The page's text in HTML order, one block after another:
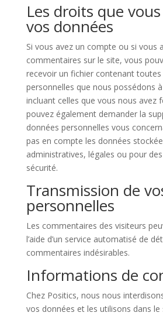
Les droits que
vos données
Si vous avez un compte ou si vous
commentaires sur le site, vous
recevoir un fichier contenant toutes
personnelles que nous possédons
incluant celles que vous nous avez
pouvez également demander la
données personnelles vous
pas en compte les données
administratives, légales ou pour
sécurité.
Transmission de
personnelles
Les commentaires des visiteurs
l’aide d’un service automatisé de
commentaires indésirables.
Informations de
Chez Positics, nous nous
vos données et les utilisons dans